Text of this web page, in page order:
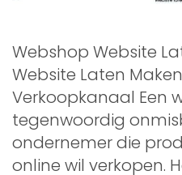
Webshop Website
Website Laten
Verkoopkanaal Een
tegenwoordig
ondernemer die
online wil verkopen.